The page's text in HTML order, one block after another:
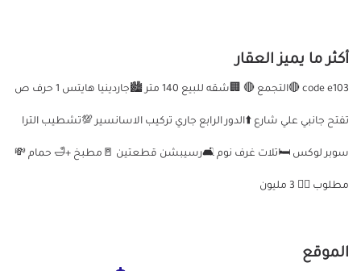
أكثر ما يميز العقار
code e103 🔴التجمع 🔴 🏢شقه للبيع 140 متر 🏙جاردينيا هايتس 1 حرف ص
تفتح جانبي علي شارع ⬆️الدور الرابع جاري تركيب الاسانسير 💯تشطيب الترا
سوبر لوكس 🛏تلات غرف نوم 🛋رسيبشن قطعتين 🚪مطبخ +🛁 حمام 💸
مطلوب 👈🏻 3 مليون
الموقع